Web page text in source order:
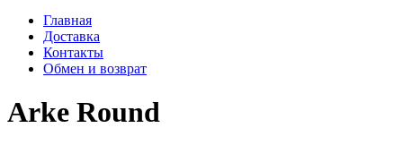
Главная
Доставка
Контакты
Обмен и возврат
Arke Round